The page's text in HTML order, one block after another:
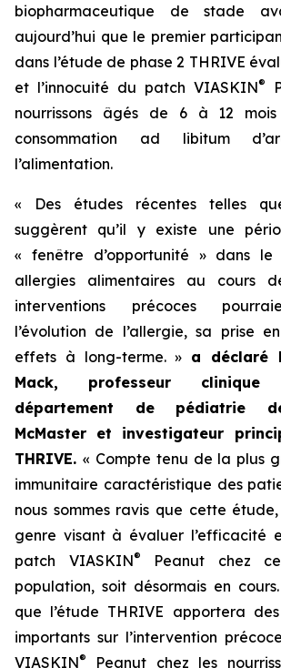
biopharmaceutique de stade
aujourd’hui que le premier
dans l’étude de phase 2 THRIVE
et l’innocuité du patch VIASKIN®
nourrissons âgés de 6 à 12
consommation ad libitum
l’alimentation.
« Des études récentes telles
suggèrent qu’il y existe une
« fenêtre d’opportunité » dans le
allergies alimentaires au cours
interventions précoces
l’évolution de l’allergie, sa prise
effets à long-terme. » a déclaré
Mack, professeur
département de pédiatrie
McMaster et investigateur
THRIVE. « Compte tenu de la plus
immunitaire caractéristique des
nous sommes ravis que cette
genre visant à évaluer l’efficacité
patch VIASKIN®
Peanut chez
population, soit désormais en
que l’étude THRIVE apportera
importants sur l’intervention
VIASKIN®
Peanut chez les